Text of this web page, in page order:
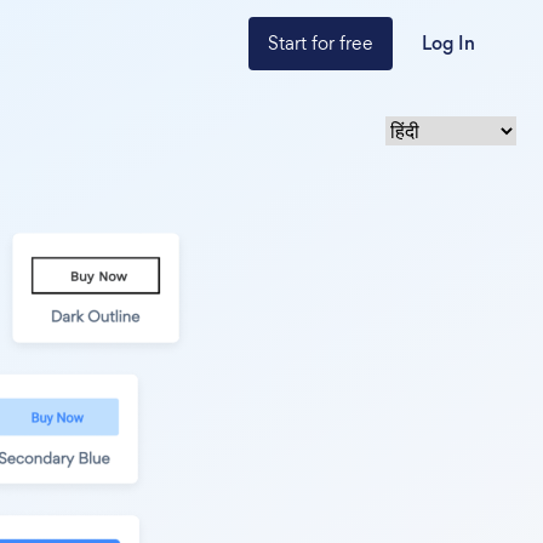
Start for free Log In